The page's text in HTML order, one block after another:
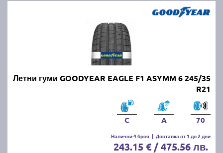
Летни гуми GOODYEAR EAGLE F1 ASYMM 6 245/35
R21
C A 70
Налични 4 броя | Доставка от 1 до 2 дни
243.15 € / 475.56 лв.